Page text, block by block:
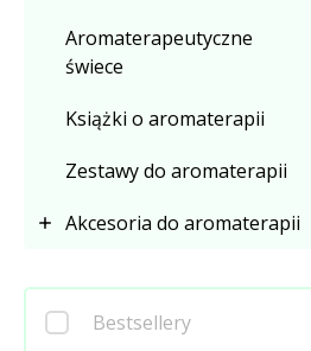
Aromaterapeutyczne
świece
Książki o aromaterapii
Zestawy do aromaterapii
Akcesoria do aromaterapii
Bestsellery